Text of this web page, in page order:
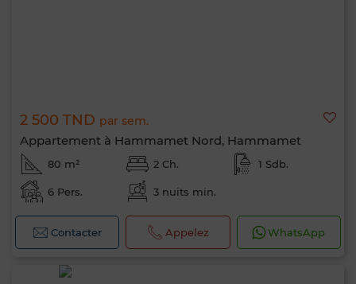
2 500 TND par sem.
Appartement à Hammamet Nord, Hammamet
80 m² 2 Ch. 1 Sdb.
6 Pers. 3 nuits min.
Contacter Appelez WhatsApp